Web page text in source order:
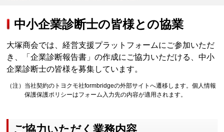
中小企業診断士の皆様との協業
大塚商会では、経営支援プラットフォームにご参加いただ
き、「企業診断報告書」の作成にご協力いただける、中小
企業診断士の皆様を募集しています。
（注）当社契約のトヨクモ社formbridgeの外部サイトへ遷移します。個人情報
保護保護ポリシーはフォーム入力先の内容が適用されます。
ご協力いただく業務内容